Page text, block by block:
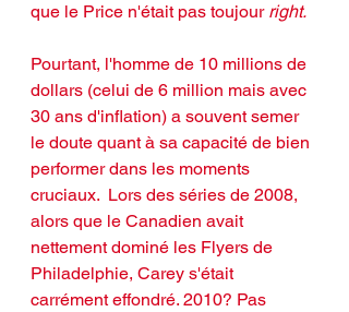
que le Price n'était pas toujour right.
Pourtant, l'homme de 10 millions de
dollars (celui de 6 million mais avec
30 ans d'inflation) a souvent semer
le doute quant à sa capacité de bien
performer dans les moments
cruciaux.  Lors des séries de 2008,
alors que le Canadien avait
nettement dominé les Flyers de
Philadelphie, Carey s'était
carrément effondré. 2010? Pas